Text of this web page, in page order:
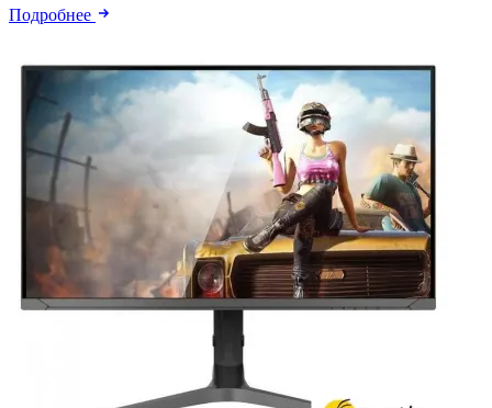
Подробнее